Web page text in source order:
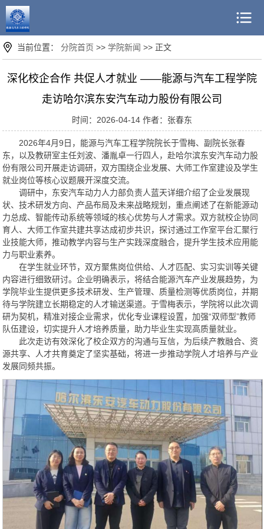
当前位置： 分院首页 >>学院新闻 >> 正文
深化校企合作 共促人才就业 ——能源与汽车工程学院
走访哈尔滨东安汽车动力股份有限公司
时间：2026-04-14 作者：张春东
2026年4月9日，能源与汽车工程学院院长于雪梅、副院长张春
东，以及教研室主任刘波、潘胤卓一行四人，赴哈尔滨东安汽车动力股
份有限公司开展走访调研，双方围绕企业发展、大师工作室建设及学生
就业岗位等核心议题展开深度交流。
调研中，东安汽车动力人力部负责人蓝天详细介绍了企业发展现
状、技术研发方向、产品布局及未来战略规划，重点阐述了在新能源动
力总成、智能传动系统等领域的核心优势与人才需求。双方就校企协同
育人、大师工作室共建共享达成初步共识，探讨通过工作室平台汇聚行
业技能大师，推动教学内容与生产实践深度融合，提升学生技术应用能
力与职业素养。
在学生就业环节，双方聚焦岗位供给、人才匹配、实习实训等关键
内容进行细致研讨。企业明确表示，将结合能源汽车产业发展趋势，为
学院毕业生提供更多技术研发、生产管理、质量检测等优质岗位，并期
待与学院建立长期稳定的人才输送渠道。于雪梅表示，学院将以此次调
研为契机，精准对接企业需求，优化专业课程设置，加强“双师型”教师
队伍建设，切实提升人才培养质量，助力毕业生实现高质量就业。
此次走访有效深化了校企双方的沟通与互信，为后续产教融合、资
源共享、人才共育奠定了坚实基础，将进一步推动学院人才培养与产业
发展同频共振。